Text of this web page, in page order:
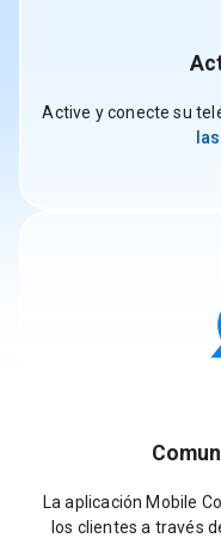
Active y conecte su
La aplicación Mobile
los clientes a través